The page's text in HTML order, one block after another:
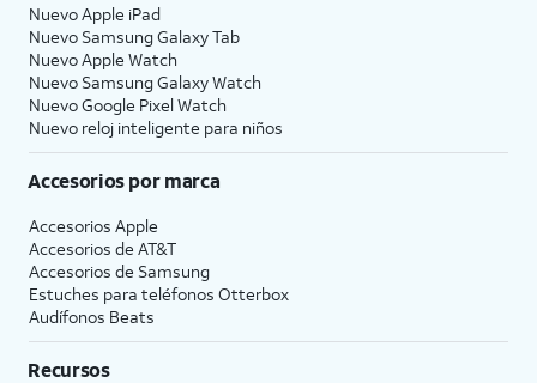
Nuevo Apple iPad
Nuevo Samsung Galaxy Tab
Nuevo Apple Watch
Nuevo Samsung Galaxy Watch
Nuevo Google Pixel Watch
Nuevo reloj inteligente para niños
Accesorios por marca
Accesorios Apple
Accesorios de AT&T
Accesorios de Samsung
Estuches para teléfonos Otterbox
Audífonos Beats
Recursos